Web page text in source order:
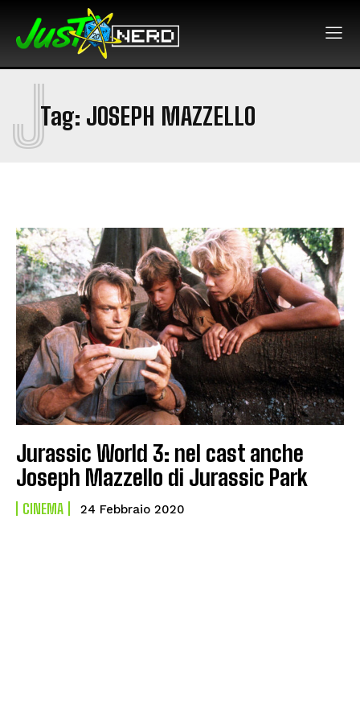
Tag: JOSEPH MAZZELLO
J
Jurassic World 3: nel cast anche
Joseph Mazzello di Jurassic Park
CINEMA 24 Febbraio 2020